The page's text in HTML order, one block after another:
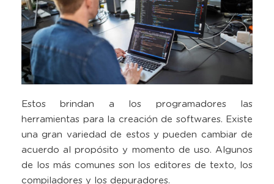
Estos brindan a los programadores las
herramientas para la creación de softwares. Existe
una gran variedad de estos y pueden cambiar de
acuerdo al propósito y momento de uso. Algunos
de los más comunes son los editores de texto, los
compiladores y los depuradores.